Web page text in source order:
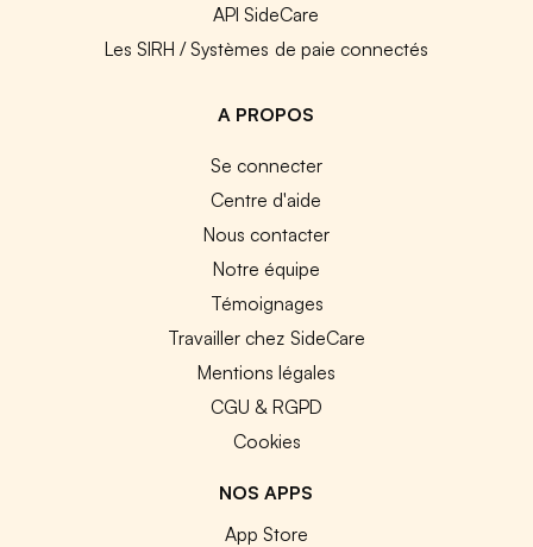
API SideCare
Les SIRH / Systèmes de paie connectés
A PROPOS
Se connecter
Centre d'aide
Nous contacter
Notre équipe
Témoignages
Travailler chez SideCare
Mentions légales
CGU & RGPD
Cookies
NOS APPS
App Store